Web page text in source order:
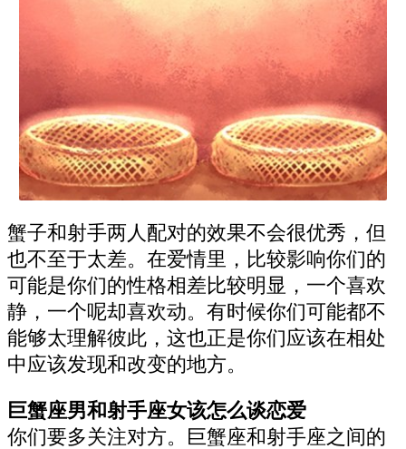
蟹子和射手两人配对的效果不会很优秀，但
也不至于太差。在爱情里，比较影响你们的
可能是你们的性格相差比较明显，一个喜欢
静，一个呢却喜欢动。有时候你们可能都不
能够太理解彼此，这也正是你们应该在相处
中应该发现和改变的地方。
巨蟹座男和射手座女该怎么谈恋爱
你们要多关注对方。巨蟹座和射手座之间的